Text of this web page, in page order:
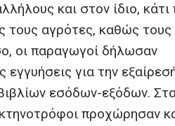
και στον ίδιο, κάτι
τους αγρότες, καθώς
οι παραγωγοί δήλωσαν
για την
εσόδων-εξόδων.
προχώρησαν